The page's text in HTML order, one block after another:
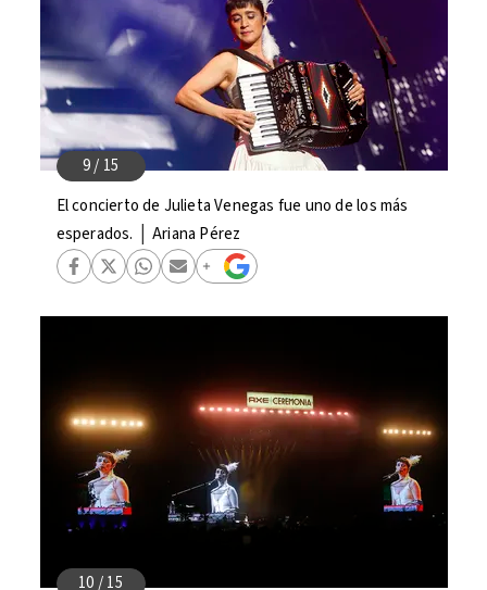
El concierto de Julieta Venegas fue uno de los más
esperados. │ Ariana Pérez